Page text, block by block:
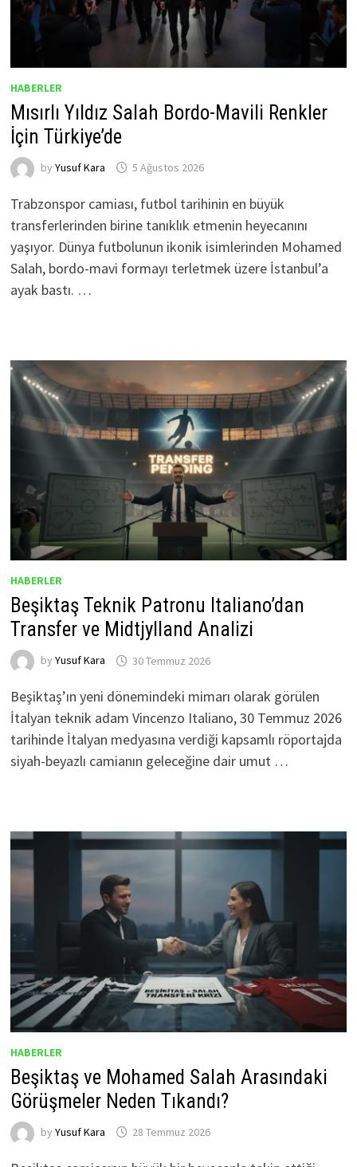
HABERLER
Mısırlı Yıldız Salah Bordo-Mavili Renkler
İçin Türkiye’de
by Yusuf Kara 5 Ağustos 2026
Trabzonspor camiası, futbol tarihinin en büyük
transferlerinden birine tanıklık etmenin heyecanını
yaşıyor. Dünya futbolunun ikonik isimlerinden Mohamed
Salah, bordo-mavi formayı terletmek üzere İstanbul’a
ayak bastı. …
HABERLER
Beşiktaş Teknik Patronu Italiano’dan
Transfer ve Midtjylland Analizi
by Yusuf Kara 30 Temmuz 2026
Beşiktaş’ın yeni dönemindeki mimarı olarak görülen
İtalyan teknik adam Vincenzo Italiano, 30 Temmuz 2026
tarihinde İtalyan medyasına verdiği kapsamlı röportajda
siyah-beyazlı camianın geleceğine dair umut …
HABERLER
Beşiktaş ve Mohamed Salah Arasındaki
Görüşmeler Neden Tıkandı?
by Yusuf Kara 28 Temmuz 2026